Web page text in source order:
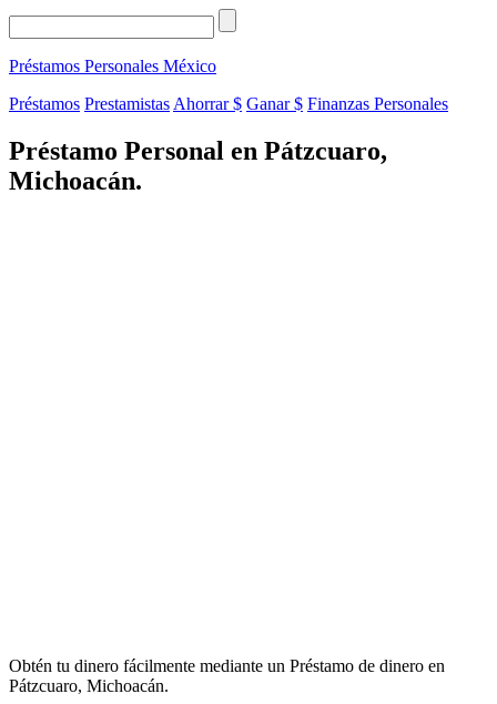
Préstamos Personales México
Préstamos Prestamistas Ahorrar $ Ganar $ Finanzas Personales
Préstamo Personal en Pátzcuaro,
Michoacán.
Obtén tu dinero fácilmente mediante un Préstamo de dinero en
Pátzcuaro, Michoacán.